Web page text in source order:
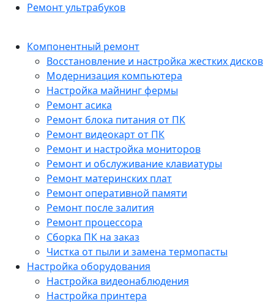
Ремонт ультрабуков
Компонентный ремонт
Восстановление и настройка жестких дисков
Модернизация компьютера
Настройка майнинг фермы
Ремонт асика
Ремонт блока питания от ПК
Ремонт видеокарт от ПК
Ремонт и настройка мониторов
Ремонт и обслуживание клавиатуры
Ремонт материнских плат
Ремонт оперативной памяти
Ремонт после залития
Ремонт процессора
Сборка ПК на заказ
Чистка от пыли и замена термопасты
Настройка оборудования
Настройка видеонаблюдения
Настройка принтера